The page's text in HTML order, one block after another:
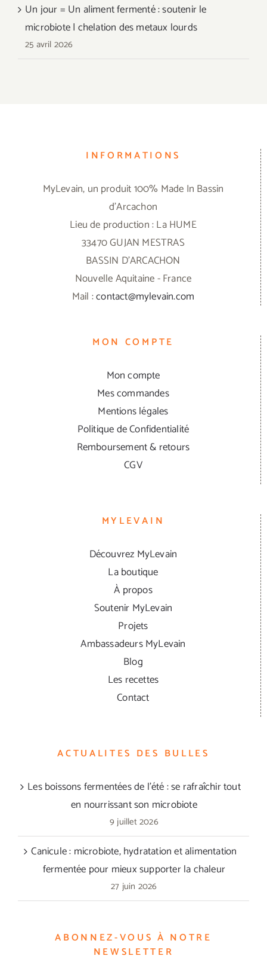
Un jour = Un aliment fermenté : soutenir le
microbiote | chelation des metaux lourds
25 avril 2026
INFORMATIONS
MyLevain, un produit 100% Made In Bassin
d'Arcachon
Lieu de production : La HUME
33470 GUJAN MESTRAS
BASSIN D'ARCACHON
Nouvelle Aquitaine - France
Mail :contact@mylevain.com
MON COMPTE
Mon compte
Mes commandes
Mentions légales
Politique de Confidentialité
Remboursement & retours
CGV
MYLEVAIN
Découvrez MyLevain
La boutique
À propos
Soutenir MyLevain
Projets
Ambassadeurs MyLevain
Blog
Les recettes
Contact
ACTUALITES DES BULLES
Les boissons fermentées de l’été : se rafraîchir tout
en nourrissant son microbiote
9 juillet 2026
Canicule : microbiote, hydratation et alimentation
fermentée pour mieux supporter la chaleur
27 juin 2026
ABONNEZ-VOUS À NOTRE
NEWSLETTER